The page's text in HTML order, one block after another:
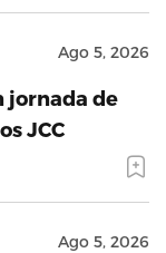
Ago 5, 2026
jornada de
JCC
Ago 5, 2026